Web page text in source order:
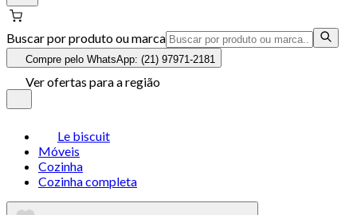
Buscar por produto ou marca
Compre pelo WhatsApp: (21) 97971-2181
Ver ofertas para a região
Le biscuit
Móveis
Cozinha
Cozinha completa